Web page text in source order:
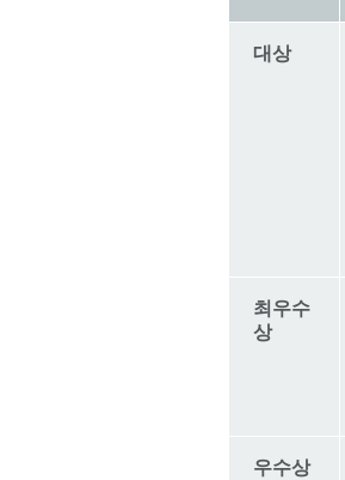
대상
최우수
상
우수상